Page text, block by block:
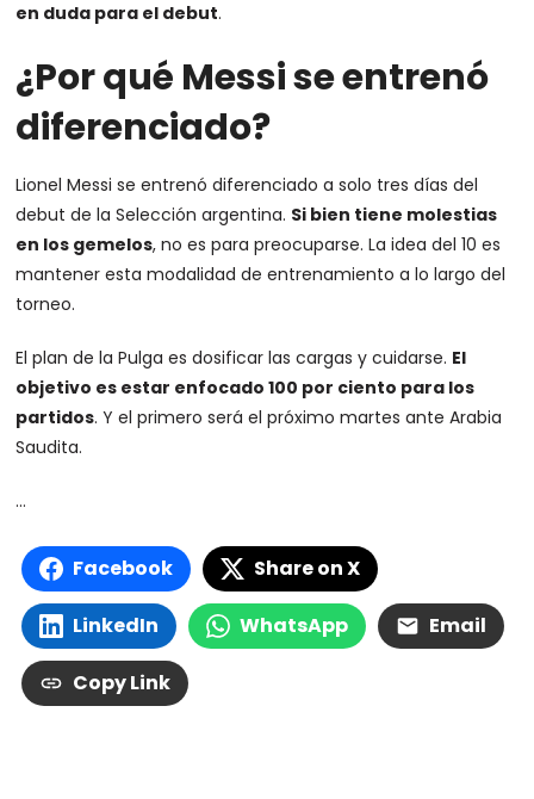
en duda para el debut.
¿Por qué Messi se entrenó
diferenciado?
Lionel Messi se entrenó diferenciado a solo tres días del
debut de la Selección argentina. Si bien tiene molestias
en los gemelos, no es para preocuparse. La idea del 10 es
mantener esta modalidad de entrenamiento a lo largo del
torneo.
El plan de la Pulga es dosificar las cargas y cuidarse. El
objetivo es estar enfocado 100 por ciento para los
partidos. Y el primero será el próximo martes ante Arabia
Saudita.
…
Facebook Share on X
LinkedIn WhatsApp Email
Copy Link